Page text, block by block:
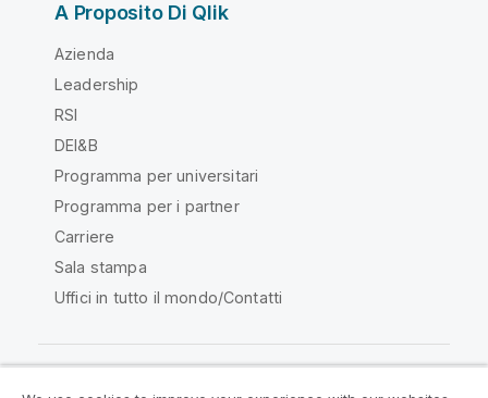
A Proposito Di Qlik
Azienda
Leadership
RSI
DEI&B
Programma per universitari
Programma per i partner
Carriere
Sala stampa
Uffici in tutto il mondo/Contatti